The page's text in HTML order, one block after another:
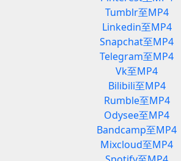
Tumblr至MP4
Linkedin至MP4
Snapchat至MP4
Telegram至MP4
Vk至MP4
Bilibili至MP4
Rumble至MP4
Odysee至MP4
Bandcamp至MP4
Mixcloud至MP4